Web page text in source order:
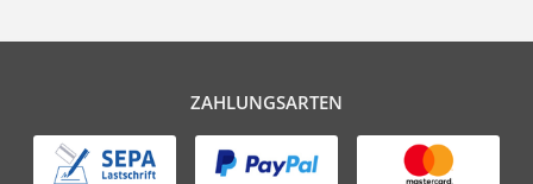
ZAHLUNGSARTEN